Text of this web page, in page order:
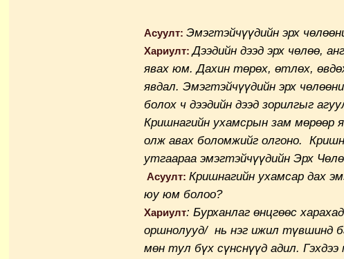
Асуулт: Эмэгтэйчүүдийн эрх
Хариулт:Дээдийн дээд эрх чөлөө,
явах юм. Дахин төрөх, өтлөх,
явдал. Эмэгтэйчүүдийн эрх
болох ч дээдийн дээд зорилгыг
Кришнагийн ухамсрын зам мөрөөр
олж авах боломжийг олгоно.
утгаараа эмэгтэйчүүдийн Эрх
Асуулт: Кришнагийн ухамсар дах
юу юм болоо?
Хариулт: Бурханлаг өнцгөөс
оршнолууд/ нь нэг ижил түвшинд
мөн тул бүх сүнснүүд адил.